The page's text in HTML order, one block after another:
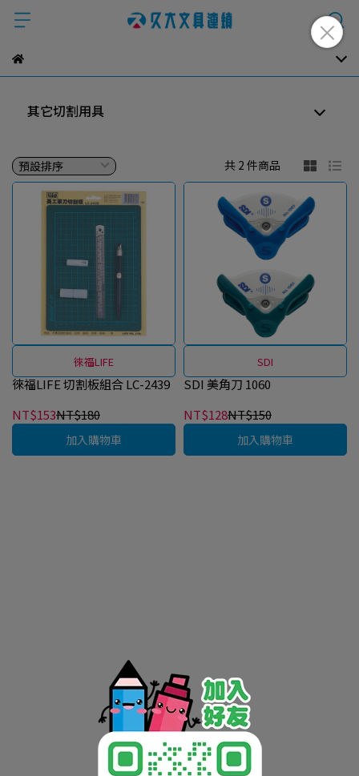
其它切割用具
共 2 件商品
徠福LIFE
徠福LIFE 切割板組合 LC-2439
NT$153NT$180
加入購物車
SDI
SDI 美角刀 1060
NT$128NT$150
加入購物車